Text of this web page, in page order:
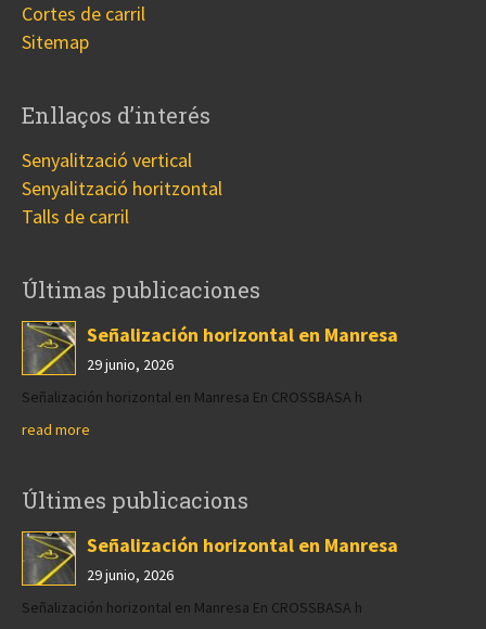
Cortes de carril
Sitemap
Enllaços d’interés
Senyalització vertical
Senyalització horitzontal
Talls de carril
Últimas publicaciones
Señalización horizontal en Manresa
29 junio, 2026
Señalización horizontal en Manresa En CROSSBASA h
read more
Últimes publicacions
Señalización horizontal en Manresa
29 junio, 2026
Señalización horizontal en Manresa En CROSSBASA h